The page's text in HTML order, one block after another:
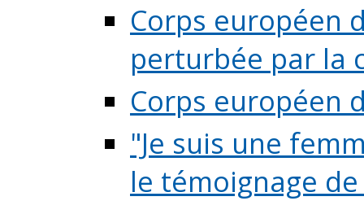
Corps européen
perturbée par la
Corps européen
"Je suis une
le témoignage de